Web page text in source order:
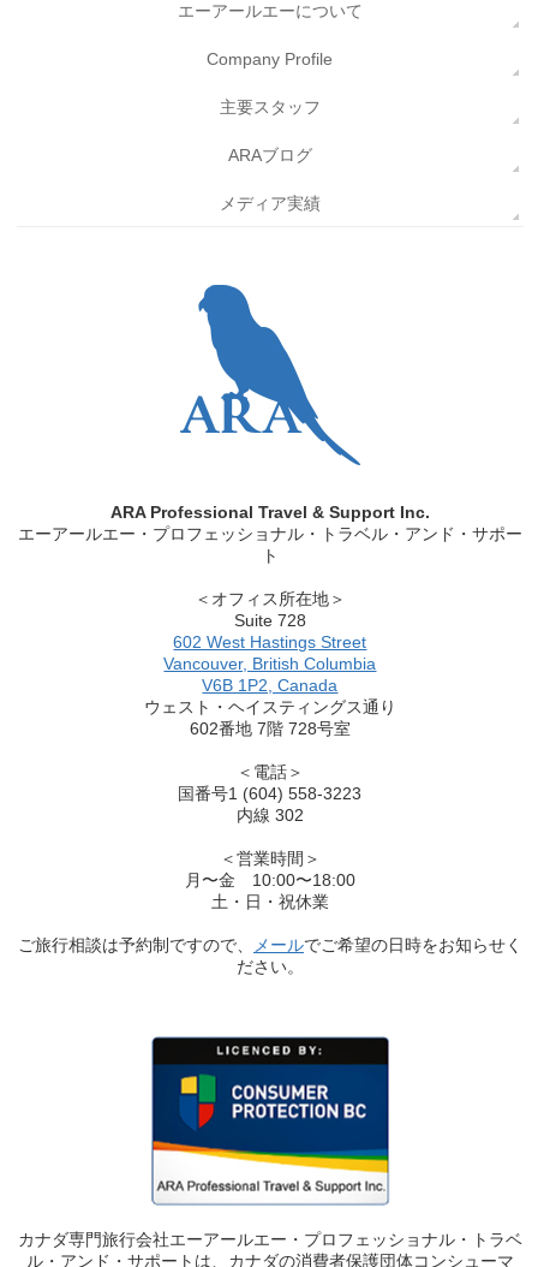
エーアールエーについて
Company Profile
主要スタッフ
ARAブログ
メディア実績
ARA Professional Travel & Support Inc.
エーアールエー・プロフェッショナル・トラベル・アンド・サポー
ト
＜オフィス所在地＞
Suite 728
602 West Hastings Street
Vancouver, British Columbia
V6B 1P2, Canada
ウェスト・ヘイスティングス通り
602番地 7階 728号室
＜電話＞
国番号1 (604) 558-3223
内線 302
＜営業時間＞
月〜金 10:00〜18:00
土・日・祝休業
ご旅行相談は予約制ですので、 メールでご希望の日時をお知らせく
ださい。
カナダ専門旅行会社エーアールエー・プロフェッショナル・トラベ
ル・アンド・サポートは、カナダの消費者保護団体コンシューマ